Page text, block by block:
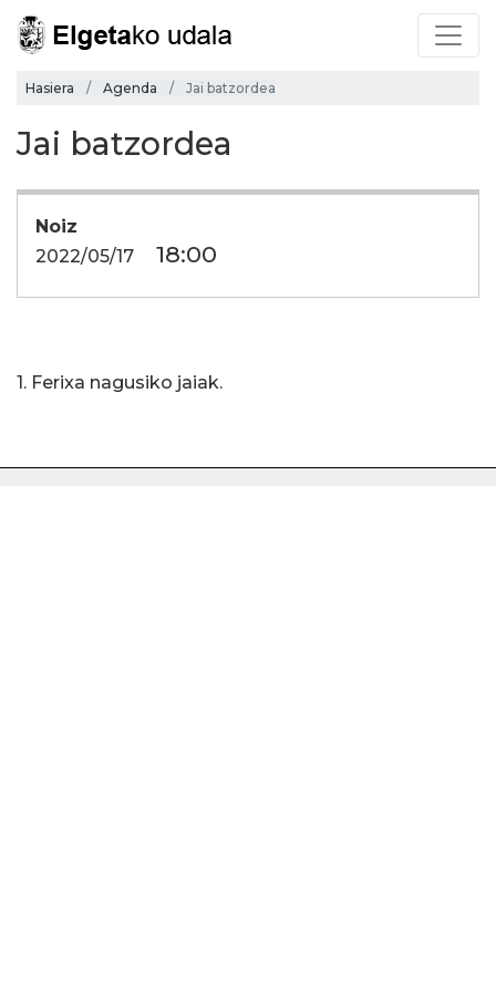
Hasiera Agenda Jai batzordea
Jai batzordea
Noiz
2022/05/17
18:00
1. Ferixa nagusiko jaiak.